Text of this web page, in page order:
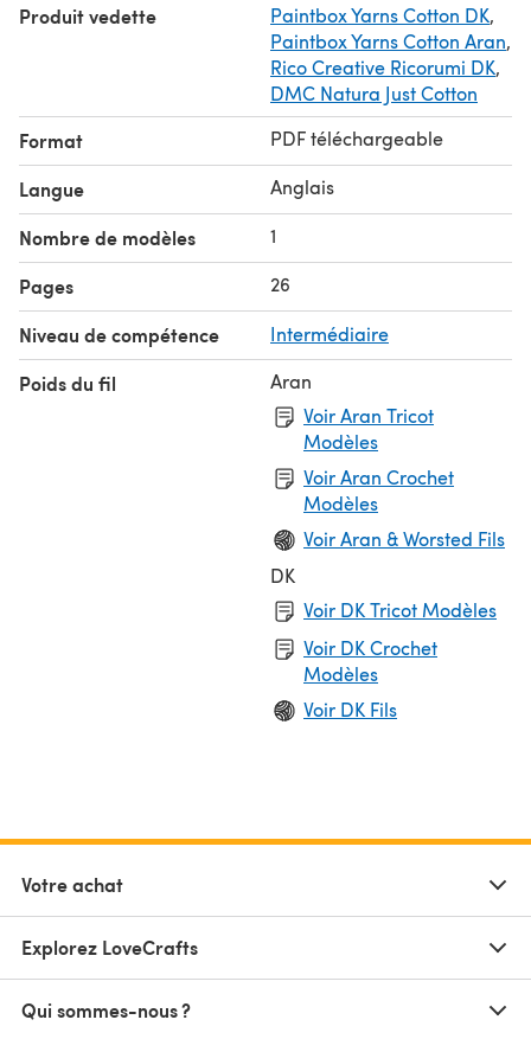
Produit vedette Paintbox Yarns Cotton DK,
Paintbox Yarns Cotton Aran,
Rico Creative Ricorumi DK,
DMC Natura Just Cotton
Format PDF téléchargeable
Langue Anglais
Nombre de modèles 1
Pages 26
Niveau de compétence Intermédiaire
Poids du fil
Aran
Voir Aran Tricot
Modèles
Voir Aran Crochet
Modèles
Voir Aran & Worsted Fils
DK
Voir DK Tricot Modèles
Voir DK Crochet
Modèles
Voir DK Fils
Votre achat
Explorez LoveCrafts
Qui sommes-nous ?